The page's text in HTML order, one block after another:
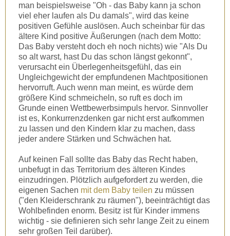
man beispielsweise "Oh - das Baby kann ja schon
viel eher laufen als Du damals", wird das keine
positiven Gefühle auslösen. Auch scheinbar für das
ältere Kind positive Äußerungen (nach dem Motto:
Das Baby versteht doch eh noch nichts) wie "Als Du
so alt warst, hast Du das schon längst gekonnt",
verursacht ein Überlegenheitsgefühl, das ein
Ungleichgewicht der empfundenen Machtpositionen
hervorruft. Auch wenn man meint, es würde dem
größere Kind schmeicheln, so ruft es doch im
Grunde einen Wettbewerbsimpuls hervor. Sinnvoller
ist es, Konkurrenzdenken gar nicht erst aufkommen
zu lassen und den Kindern klar zu machen, dass
jeder andere Stärken und Schwächen hat.
Auf keinen Fall sollte das Baby das Recht haben,
unbefugt in das Territorium des älteren Kindes
einzudringen. Plötzlich aufgefordert zu werden, die
eigenen Sachen mit dem Baby teilen zu müssen
("den Kleiderschrank zu räumen"), beeinträchtigt das
Wohlbefinden enorm. Besitz ist für Kinder immens
wichtig - sie definieren sich sehr lange Zeit zu einem
sehr großen Teil darüber).